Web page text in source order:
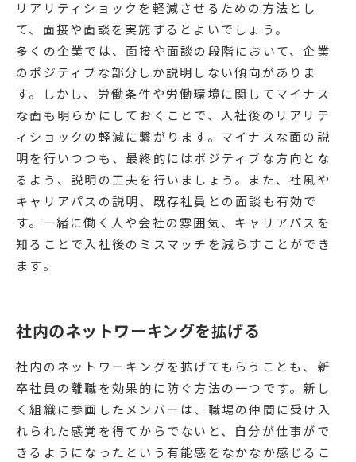
リアリティショックを軽減させるための方法とし
て、面接や面談を実施するとよいでしょう。
多くの企業では、面接や面談の段階において、企業
のポジティブな部分しか説明しない傾向がありま
す。しかし、労働条件や労働環境に関してマイナス
な面も明らかにしておくことで、入社後のリアリテ
ィショックの軽減に繋がります。マイナスな面の説
明を行いつつも、最終的にはポジティブな方向とな
るよう、説明の工夫を行いましょう。また、社風や
キャリアパスの説明、既存社員との面談も有効で
す。一緒に働く人や会社の雰囲気、キャリアパスを
知ることで入社後のミスマッチを減らすことができ
ます。
社内のネットワーキングを拡げる
社内のネットワーキングを拡げてもらうことも、新
卒社員の離職を効果的に防ぐ方法の一つです。新し
く組織に参画したメンバーは、職場の仲間に受け入
れられた感覚を得てからでないと、自分が仕事がで
きるようになったという有能感をなかなか感じるこ